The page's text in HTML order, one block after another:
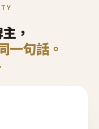
，
一句話。